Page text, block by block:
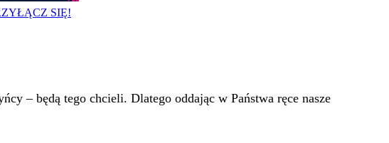
SIĘ!
– będą tego chcieli. Dlatego oddając w Państwa ręce nasze